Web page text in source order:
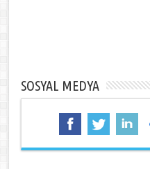
SOSYAL MEDYA